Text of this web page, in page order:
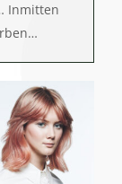
Inmitten